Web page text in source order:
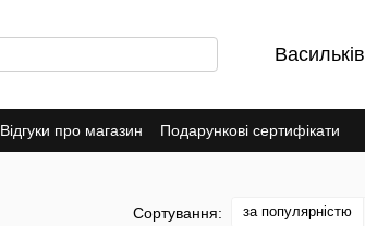
Васильків
Відгуки про магазин
Подарункові сертифікати
Сортування: за популярністю